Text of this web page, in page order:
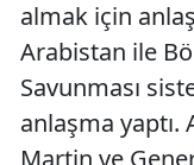
almak için
Arabistan ile
Savunması
anlaşma yaptı.
Martin ve